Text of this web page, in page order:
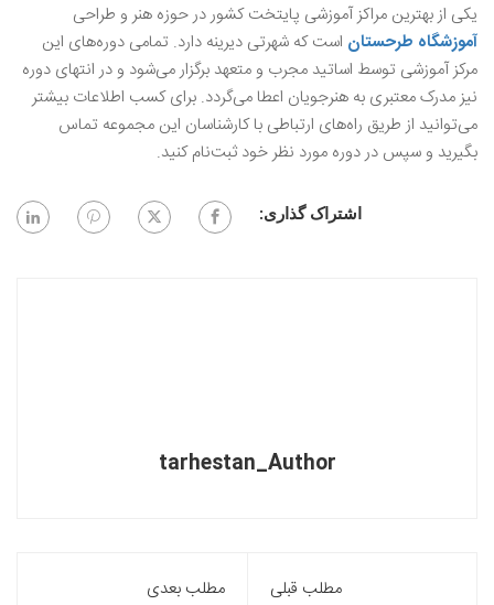
یکی از بهترین مراکز آموزشی پایتخت کشور در حوزه هنر و طراحی
آموزشگاه طرحستان است که شهرتی دیرینه دارد. تمامی دوره‌های این
مرکز آموزشی توسط اساتید مجرب و متعهد برگزار می‌شود و در انتهای دوره
نیز مدرک معتبری به هنرجویان اعطا می‌گردد. برای کسب اطلاعات بیشتر
می‌توانید از طریق راه‌های ارتباطی با کارشناسان این مجموعه تماس
بگیرید و سپس در دوره مورد نظر خود ثبت‌نام کنید.
اشتراک گذاری:
tarhestan_Author
مطلب قبلی مطلب بعدی